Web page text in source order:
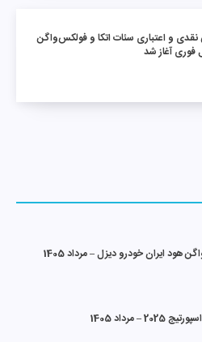
و اعتباری سئات اتکا و فولکس‌واگن
ایران خودرو دیزل – مرداد 1405
مرداد 1405